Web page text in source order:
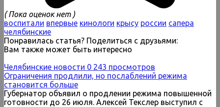
( Пока оценок нет )
воспитали впервые кинологи крысу россии сапера
челябинские
Понравилась статья? Поделиться с друзьями:
Вам также может быть интересно
Челябинские новости 0 243 просмотров
Ограничения продлили, но послаблений режима
становится больше
Губернатор объявил о продлении режима повышенной
готовности до 26 июля. Алексей Текслер выступил с